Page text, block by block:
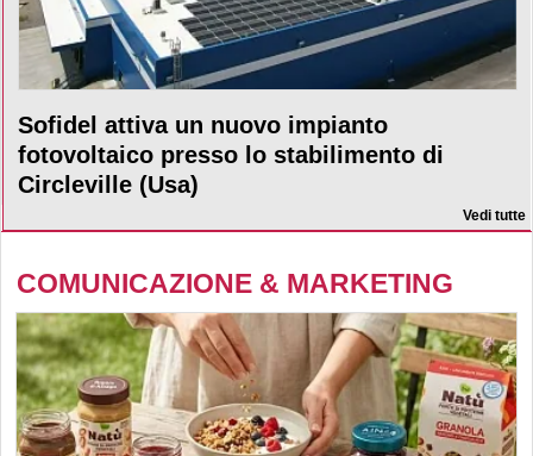
Sofidel attiva un nuovo impianto
fotovoltaico presso lo stabilimento di
Circleville (Usa)
Vedi tutte
COMUNICAZIONE & MARKETING